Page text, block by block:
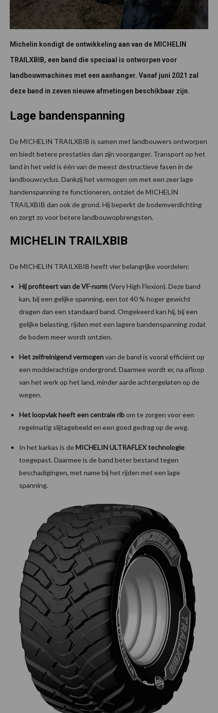
Michelin kondigt de ontwikkeling aan van de MICHELIN
TRAILXBIB, een band die speciaal is ontworpen voor
landbouwmachines met een aanhanger. Vanaf juni 2021 zal
deze band in zeven nieuwe afmetingen beschikbaar zijn.
Lage bandenspanning
De MICHELIN TRAILXBIB is samen met landbouwers ontworpen
en biedt betere prestaties dan zijn voorganger. Transport op het
land in het veld is één van de meest destructieve fasen in de
landbouwcyclus. Dankzij het vermogen om met een zeer lage
bandenspanning te functioneren, ontziet de MICHELIN
TRAILXBIB dan ook de grond. Hij beperkt de bodemverdichting
en zorgt zo voor betere landbouwopbrengsten.
MICHELIN TRAILXBIB
De MICHELIN TRAILXBIB heeft vier belangrijke voordelen:
Hij profiteert van de VF-norm(Very High Flexion). Deze band
kan, bij een gelijke spanning, een tot 40 % hoger gewicht
dragen dan een standaard band. Omgekeerd kan hij, bij een
gelijke belasting, rijden met een lagere bandenspanning zodat
de bodem meer wordt ontzien.
Het zelfreinigend vermogenvan de band is vooral efficiënt op
een modderachtige ondergrond. Daarmee wordt er, na afloop
van het werk op het land, minder aarde achtergelaten op de
wegen.
Het loopvlak heeft een centrale ribom te zorgen voor een
regelmatig slijtagebeeld en een goed gedrag op de weg.
In het karkas is deMICHELIN ULTRAFLEX technologie
toegepast. Daarmee is de band beter bestand tegen
beschadigingen, met name bij het rijden met een lage
spanning.